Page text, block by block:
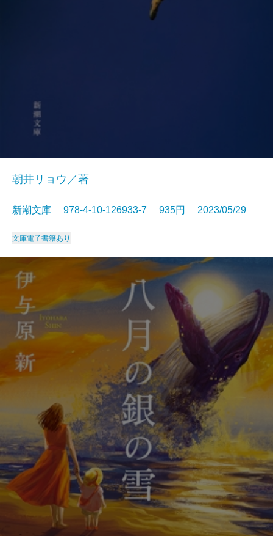
朝井リョウ／著
新潮文庫 978-4-10-126933-7 935円 2023/05/29
文庫電子書籍あり